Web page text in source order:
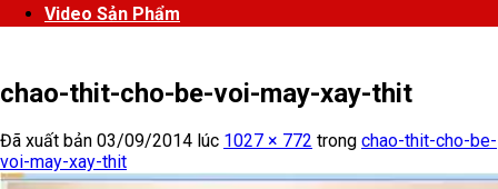
Video Sản Phẩm
chao-thit-cho-be-voi-may-xay-thit
Đã xuất bản 03/09/2014 lúc 1027 × 772 trong chao-thit-cho-be-
voi-may-xay-thit